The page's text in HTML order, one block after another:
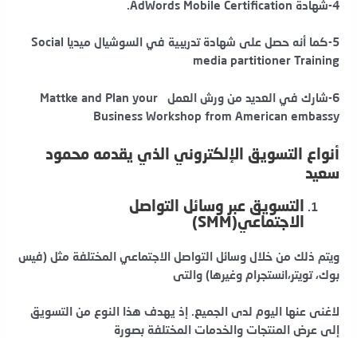
4-شهادة AdWords Mobile Certification.
5-كما أنه حصل على شهادة تدريبية في السوشيال ميديا Social
media partitioner Training
6-شارك في العديد من ورش العمل Mattke and Plan your
Business Workshop from American embassy
أنواع التسويق الإلكتروني الذي يقدمه محمود
سعيد
التسويق عبر وسائل التواصل
الاجتماعي(SMM)
ويتم ذلك من خلال وسائل التواصل الاجتماعي المختلفة مثل (فيس
بوك، تويتر،انستجرام وغيرها) والتى
لاغنى عنها اليوم لدى الجميع. إذ يهدف هذا النوع من التسويق
إلى عرض المنتجات والخدمات المختلفة بصورة